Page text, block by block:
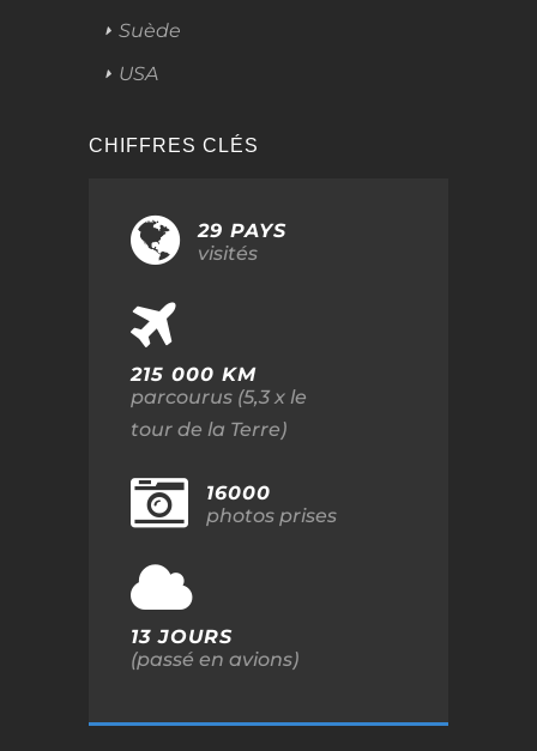
Suède
USA
CHIFFRES CLÉS
29 PAYS
visités
215 000 KM
parcourus (5,3 x le
tour de la Terre)
16000
photos prises
13 JOURS
(passé en avions)